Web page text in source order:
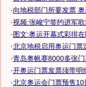
·向地税部门所要发票 奥
·视频:张峻宁签约进军
·图文:奥运开幕式彩排
·北京地税启用奥运门票
·青岛奥帆赛8000多张门
·开奥运门票发票须带明
·北京奥运会门票预售